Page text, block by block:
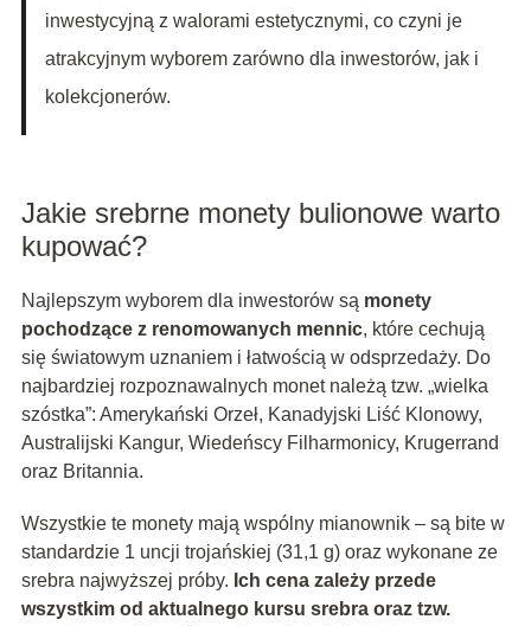
inwestycyjną z walorami estetycznymi, co czyni je
atrakcyjnym wyborem zarówno dla inwestorów, jak i
kolekcjonerów.
Jakie srebrne monety bulionowe warto
kupować?
Najlepszym wyborem dla inwestorów są monety
pochodzące z renomowanych mennic, które cechują
się światowym uznaniem i łatwością w odsprzedaży. Do
najbardziej rozpoznawalnych monet należą tzw. „wielka
szóstka”: Amerykański Orzeł, Kanadyjski Liść Klonowy,
Australijski Kangur, Wiedeńscy Filharmonicy, Krugerrand
oraz Britannia.
Wszystkie te monety mają wspólny mianownik – są bite w
standardzie 1 uncji trojańskiej (31,1 g) oraz wykonane ze
srebra najwyższej próby. Ich cena zależy przede
wszystkim od aktualnego kursu srebra oraz tzw.